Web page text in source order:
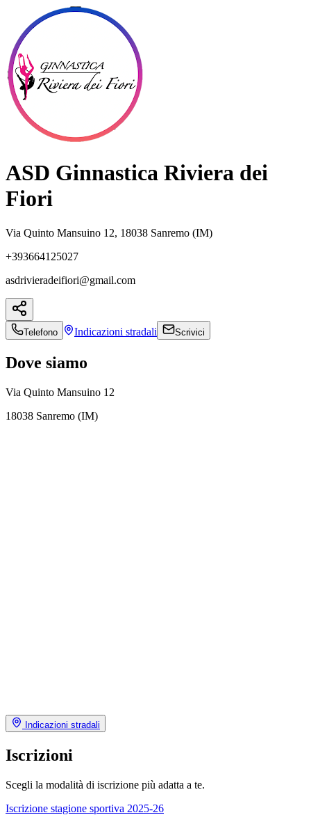
ASD Ginnastica Riviera dei
Fiori
Via Quinto Mansuino 12, 18038 Sanremo (IM)
+393664125027
asdrivieradeifiori@gmail.com
Telefono Indicazioni stradali Scrivici
Dove siamo
Via Quinto Mansuino 12
18038 Sanremo (IM)
Indicazioni stradali
Iscrizioni
Scegli la modalità di iscrizione più adatta a te.
Iscrizione stagione sportiva 2025-26